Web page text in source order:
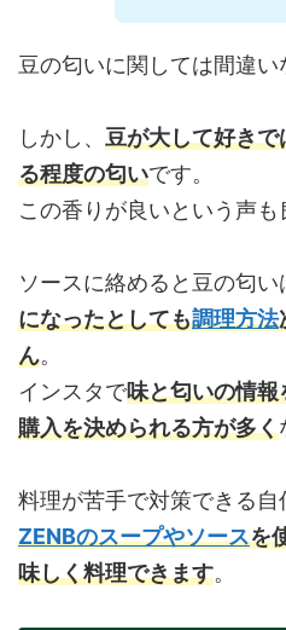
豆の匂いに関しては間違い
しかし、 豆が大して好き
る程度の匂いです。
この香りが良いという声も
ソースに絡めると豆の匂い
になったとしても調理方法
ん。
インスタで味と匂いの情
購入を決められる方が多く
料理が苦手で対策できる自
ZENBのスープやソースを
味しく料理できます。